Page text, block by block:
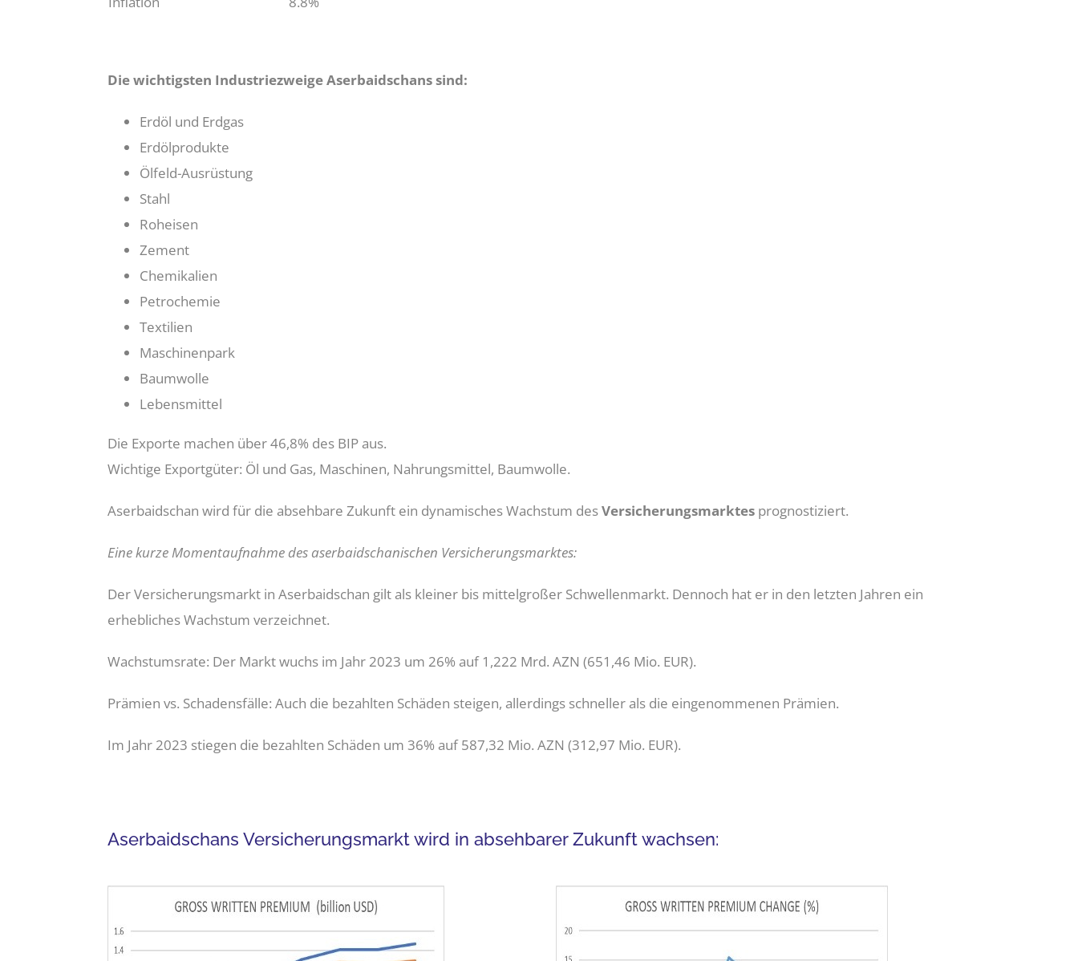
Die wichtigsten Industriezweige Aserbaidschans sind:
Erdöl und Erdgas
Erdölprodukte
Ölfeld-Ausrüstung
Stahl
Roheisen
Zement
Chemikalien
Petrochemie
Textilien
Maschinenpark
Baumwolle
Lebensmittel
Die Exporte machen über 46,8% des BIP aus.
Wichtige Exportgüter: Öl und Gas, Maschinen, Nahrungsmittel, Baumwolle.
Aserbaidschan wird für die absehbare Zukunft ein dynamisches Wachstum desVersicherungsmarktesprognostiziert.
Eine kurze Momentaufnahme des aserbaidschanischen Versicherungsmarktes:
Der Versicherungsmarkt in Aserbaidschan gilt als kleiner bis mittelgroßer Schwellenmarkt. Dennoch hat er in den letzten Jahren ein
erhebliches Wachstum verzeichnet.
Wachstumsrate: Der Markt wuchs im Jahr 2023 um 26% auf 1,222 Mrd. AZN (651,46 Mio. EUR).
Prämien vs. Schadensfälle: Auch die bezahlten Schäden steigen, allerdings schneller als die eingenommenen Prämien.
Im Jahr 2023 stiegen die bezahlten Schäden um 36% auf 587,32 Mio. AZN (312,97 Mio. EUR).
Aserbaidschans Versicherungsmarkt wird in absehbarer Zukunft wachsen: